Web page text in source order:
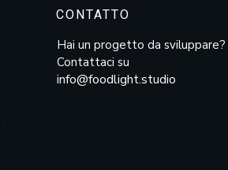
CONTATTO
Hai un progetto da sviluppare?
Contattaci su
info@foodlight.studio